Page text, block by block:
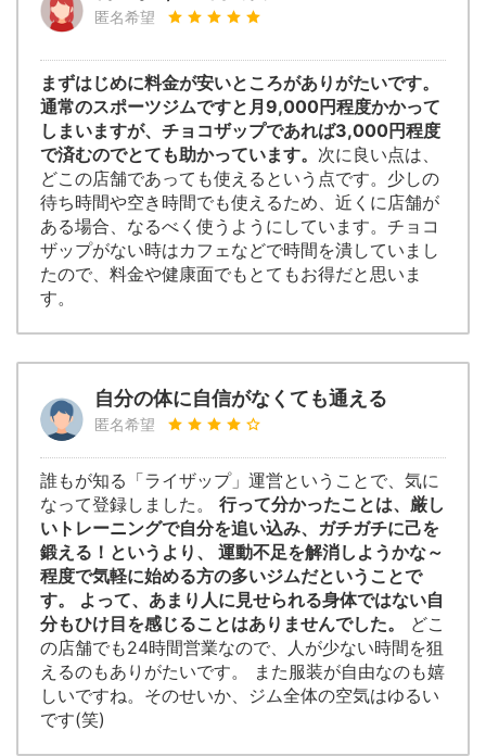
匿名希望
まずはじめに料金が安いところがありがたいです。
通常のスポーツジムですと月9,000円程度かかって
しまいますが、チョコザップであれば3,000円程度
で済むのでとても助かっています。 次に良い点は、
どこの店舗であっても使えるという点です。少しの
待ち時間や空き時間でも使えるため、近くに店舗が
ある場合、なるべく使うようにしています。チョコ
ザップがない時はカフェなどで時間を潰していまし
たので、料金や健康面でもとてもお得だと思いま
す。
自分の体に自信がなくても通える
匿名希望
誰もが知る「ライザップ」運営ということで、気に
なって登録しました。 行って分かったことは、厳し
いトレーニングで自分を追い込み、ガチガチに己を
鍛える！というより、 運動不足を解消しようかな～
程度で気軽に始める方の多いジムだということで
す。 よって、あまり人に見せられる身体ではない自
分もひけ目を感じることはありませんでした。
どこ
の店舗でも24時間営業なので、人が少ない時間を狙
えるのもありがたいです。 また服装が自由なのも嬉
しいですね。そのせいか、ジム全体の空気はゆるい
です(笑)